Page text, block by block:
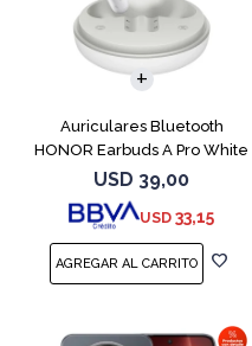
Auriculares Bluetooth
HONOR Earbuds A Pro White
USD 39,00
USD 33,15